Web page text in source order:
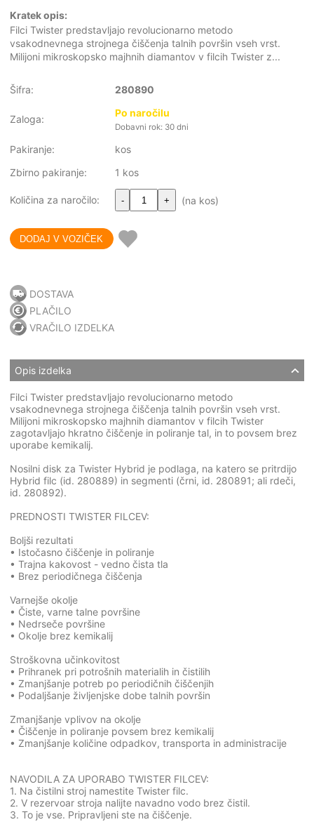
Kratek opis:
Filci Twister predstavljajo revolucionarno metodo
vsakodnevnega strojnega čiščenja talnih površin vseh vrst.
Milijoni mikroskopsko majhnih diamantov v filcih Twister z...
Šifra: 280890
Zaloga:
Po naročilu
Dobavni rok: 30 dni
Pakiranje:
kos
Zbirno pakiranje:
1 kos
Količina za naročilo: - + (na kos)
DOSTAVA
PLAČILO
VRAČILO IZDELKA
Opis izdelka
Filci Twister predstavljajo revolucionarno metodo
vsakodnevnega strojnega čiščenja talnih površin vseh vrst.
Milijoni mikroskopsko majhnih diamantov v filcih Twister
zagotavljajo hkratno čiščenje in poliranje tal, in to povsem brez
uporabe kemikalij.
Nosilni disk za Twister Hybrid je podlaga, na katero se pritrdijo
Hybrid filc (id. 280889) in segmenti (črni, id. 280891; ali rdeči,
id. 280892).
PREDNOSTI TWISTER FILCEV:
Boljši rezultati
• Istočasno čiščenje in poliranje
• Trajna kakovost - vedno čista tla
• Brez periodičnega čiščenja
Varnejše okolje
• Čiste, varne talne površine
• Nedrseče površine
• Okolje brez kemikalij
Stroškovna učinkovitost
• Prihranek pri potrošnih materialih in čistilih
• Zmanjšanje potreb po periodičnih čiščenjih
• Podaljšanje življenjske dobe talnih površin
Zmanjšanje vplivov na okolje
• Čiščenje in poliranje povsem brez kemikalij
• Zmanjšanje količine odpadkov, transporta in administracije
NAVODILA ZA UPORABO TWISTER FILCEV:
1. Na čistilni stroj namestite Twister filc.
2. V rezervoar stroja nalijte navadno vodo brez čistil.
3. To je vse. Pripravljeni ste na čiščenje.